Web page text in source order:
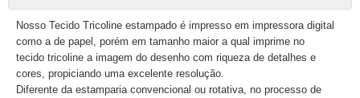
Nosso Tecido Tricoline estampado é impresso em impressora digital
como a de papel, porém em tamanho maior a qual imprime no
tecido tricoline a imagem do desenho com riqueza de detalhes e
cores, propiciando uma excelente resolução.
Diferente da estamparia convencional ou rotativa, no processo de